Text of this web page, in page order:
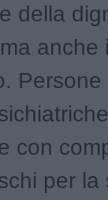
della
anche
con
per la